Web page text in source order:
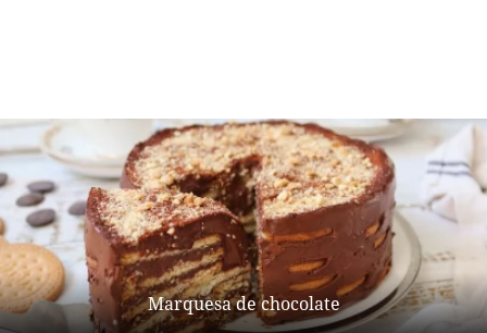
Marquesa de chocolate